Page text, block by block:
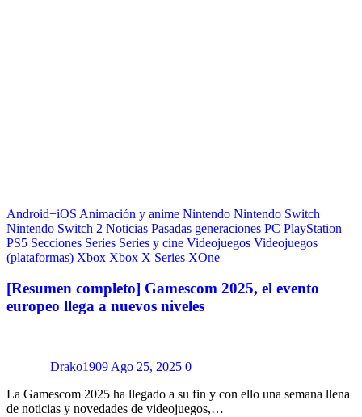
Android+iOS Animación y anime Nintendo Nintendo Switch
Nintendo Switch 2 Noticias Pasadas generaciones PC PlayStation
PS5 Secciones Series Series y cine Videojuegos Videojuegos
(plataformas) Xbox Xbox X Series XOne
[Resumen completo] Gamescom 2025, el evento
europeo llega a nuevos niveles
Drako1909 Ago 25, 2025 0
La Gamescom 2025 ha llegado a su fin y con ello una semana llena
de noticias y novedades de videojuegos,…